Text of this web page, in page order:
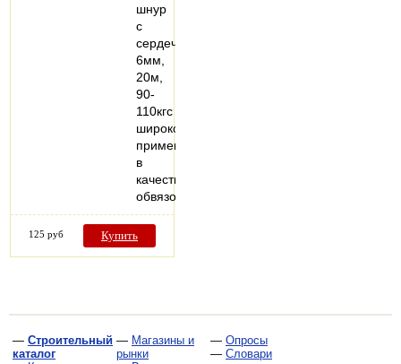
шнур
с
сердечником
6мм,
20м,
90-
110кгс
широко
применяется
в
качестве
обвязочного…
125 руб Купить
— Строительный
каталог
— Магазины и
рынки
— Опросы
— Словари